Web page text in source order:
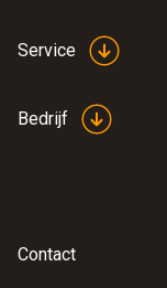
Service
Bedrijf
Contact